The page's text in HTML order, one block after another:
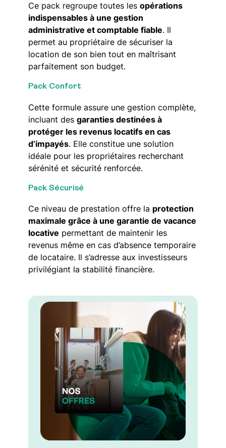
Ce pack regroupe toutes les opérations
indispensables à une gestion
administrative et comptable fiable. Il
permet au propriétaire de sécuriser la
location de son bien tout en maîtrisant
parfaitement son budget.
Pack Confort
Cette formule assure une gestion complète,
incluant des garanties destinées à
protéger les revenus locatifs en cas
d’impayés. Elle constitue une solution
idéale pour les propriétaires recherchant
sérénité et sécurité renforcée.
Pack Sécurisé
Ce niveau de prestation offre la protection
maximale grâce à une garantie de vacance
locative permettant de maintenir les
revenus même en cas d’absence temporaire
de locataire. Il s’adresse aux investisseurs
privilégiant la stabilité financière.